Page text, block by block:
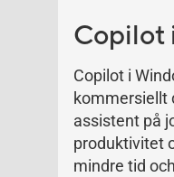
Copilot
Copilot i
kommersiellt
assistent på
produktivitet
mindre tid